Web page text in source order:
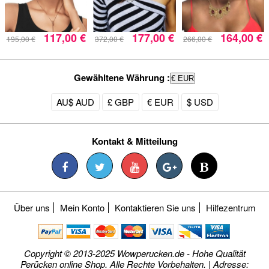
195,00 € 117,00 € 372,00 € 177,00 € 266,00 € 164,00 €
Gewähltene Währung : € EUR
AU$ AUD £ GBP € EUR $ USD
Kontakt & Mitteilung
Über uns Mein Konto Kontaktieren Sie uns Hilfezentrum
Copyright © 2013-2025 Wowperucken.de - Hohe Qualität
Perücken online Shop. Alle Rechte Vorbehalten. | Adresse: